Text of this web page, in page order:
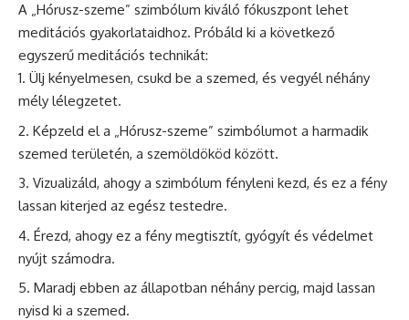
A „Hórusz-szeme” szimbólum kiváló fókuszpont lehet
meditációs gyakorlataidhoz. Próbáld ki a következő
egyszerű meditációs technikát:
Ülj kényelmesen, csukd be a szemed, és vegyél néhány
mély lélegzetet.
Képzeld el a „Hórusz-szeme” szimbólumot a harmadik
szemed területén, a szemöldököd között.
Vizualizáld, ahogy a szimbólum fényleni kezd, és ez a fény
lassan kiterjed az egész testedre.
Érezd, ahogy ez a fény megtisztít, gyógyít és védelmet
nyújt számodra.
Maradj ebben az állapotban néhány percig, majd lassan
nyisd ki a szemed.